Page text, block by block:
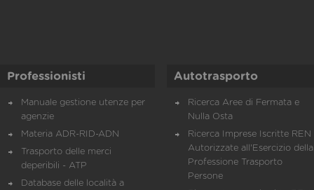
Professionisti
Manuale gestione utenze per
agenzie
Materia ADR-RID-ADN
Trasporto delle merci
deperibili - ATP
Database delle località a
Autotrasporto
Ricerca Aree di Fermata e
Nulla Osta
Ricerca Imprese Iscritte REN
Autorizzate all'Esercizio della
Professione Trasporto
Persone